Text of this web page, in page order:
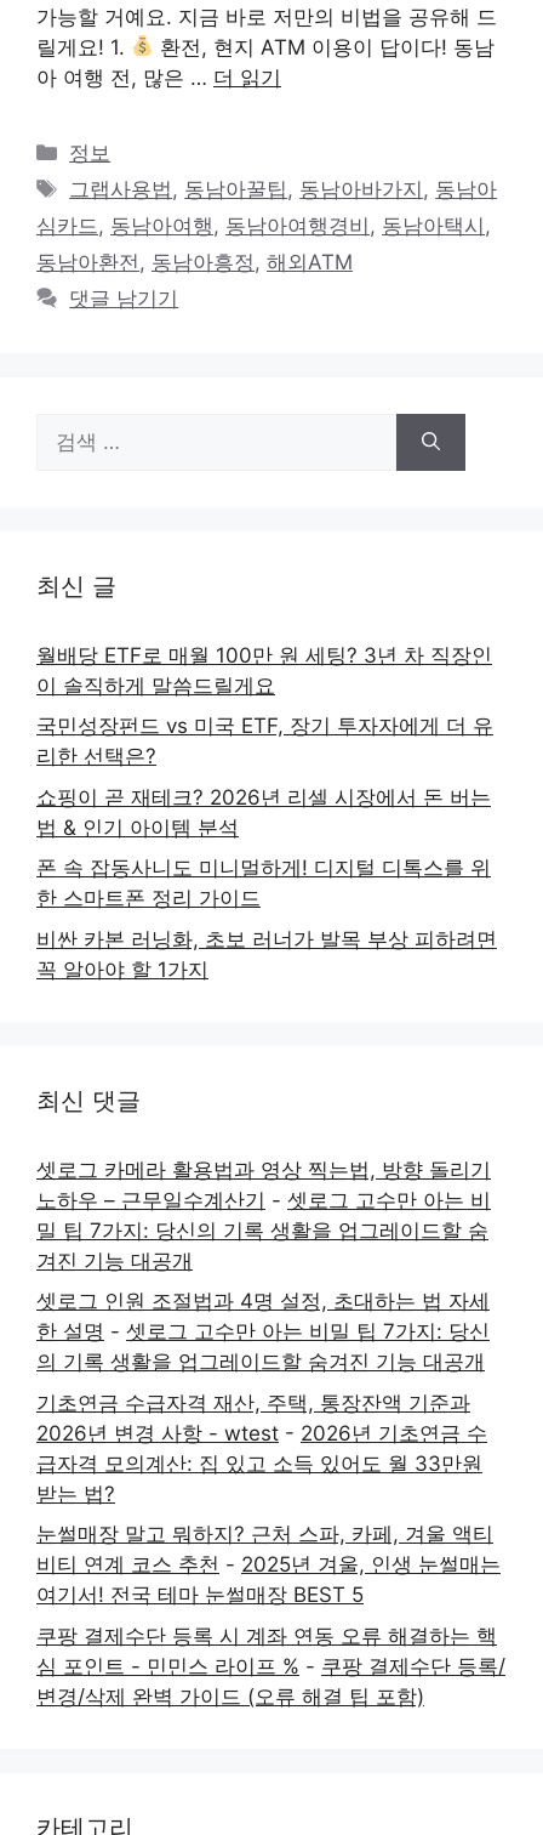
가능할 거예요. 지금 바로 저만의 비법을 공유해 드
릴게요! 1.
환전, 현지 ATM 이용이 답이다! 동남
아 여행 전, 많은 … 더 읽기
카
테
리
정보
태
그
그랩사용법 , 동남아꿀팁 , 동남아바가지 , 동남아
심카드 , 동남아여행 , 동남아여행경비 , 동남아택시 ,
동남아환전 , 동남아흥정 , 해외ATM
댓글 남기기
색:
최신 글
월배당 ETF로 매월 100만 원 세팅? 3년 차 직장인
이 솔직하게 말씀드릴게요
국민성장펀드 vs 미국 ETF, 장기 투자자에게 더 유
리한 선택은?
쇼핑이 곧 재테크? 2026년 리셀 시장에서 돈 버는
법 & 인기 아이템 분석
폰 속 잡동사니도 미니멀하게! 디지털 디톡스를 위
한 스마트폰 정리 가이드
비싼 카본 러닝화, 초보 러너가 발목 부상 피하려면
꼭 알아야 할 1가지
최신 댓글
셋로그 카메라 활용법과 영상 찍는법, 방향 돌리기
노하우 – 근무일수계산기 - 셋로그 고수만 아는 비
밀 팁 7가지: 당신의 기록 생활을 업그레이드할 숨
겨진 기능 대공개
셋로그 인원 조절법과 4명 설정, 초대하는 법 자세
한 설명 - 셋로그 고수만 아는 비밀 팁 7가지: 당신
의 기록 생활을 업그레이드할 숨겨진 기능 대공개
기초연금 수급자격 재산, 주택, 통장잔액 기준과
2026년 변경 사항 - wtest - 2026년 기초연금 수
급자격 모의계산: 집 있고 소득 있어도 월 33만원
받는 법?
눈썰매장 말고 뭐하지? 근처 스파, 카페, 겨울 액티
비티 연계 코스 추천 - 2025년 겨울, 인생 눈썰매는
여기서! 전국 테마 눈썰매장 BEST 5
쿠팡 결제수단 등록 시 계좌 연동 오류 해결하는 핵
심 포인트 - 민민스 라이프 % - 쿠팡 결제수단 등록/
변경/삭제 완벽 가이드 (오류 해결 팁 포함)
카테고리